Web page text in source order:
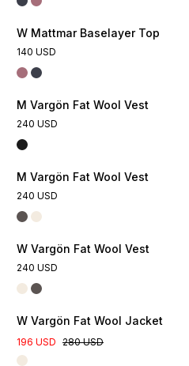
W Mattmar Baselayer Top
140 USD
M Vargön Fat Wool Vest
240 USD
M Vargön Fat Wool Vest
240 USD
W Vargön Fat Wool Vest
240 USD
W Vargön Fat Wool Jacket
196 USD 280 USD